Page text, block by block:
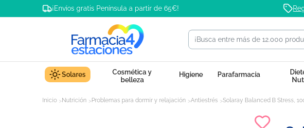
¡Envíos gratis Península a partir de 65€!
Solares
Cosmética y
belleza
Higiene Parafarmacia
Inicio Nutrición Problemas para dormir y relajación Antiestrés Solaray Balanced B Stress,